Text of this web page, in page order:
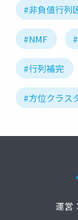
(in Japanese)
#非負値行列
#NMF
#行列補完
#方位クラス
運営